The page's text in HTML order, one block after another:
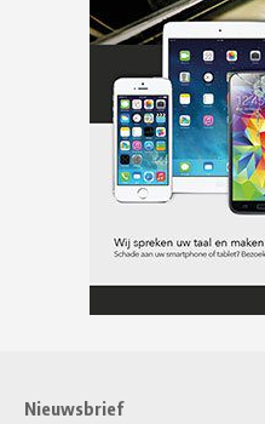
Nieuwsbrief